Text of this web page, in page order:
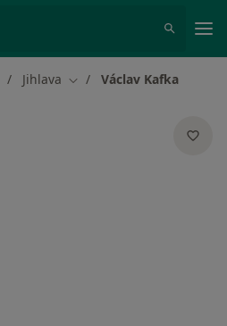
Jihlava Změna města
Václav Kafka